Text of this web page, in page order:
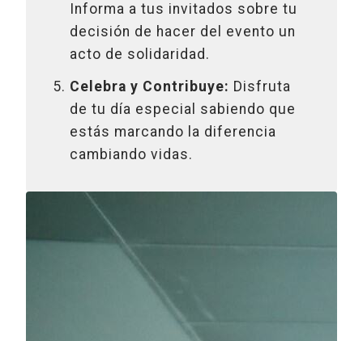
Informa a tus invitados sobre tu
decisión de hacer del evento un
acto de solidaridad.
Celebra y Contribuye: Disfruta
de tu día especial sabiendo que
estás marcando la diferencia
cambiando vidas.